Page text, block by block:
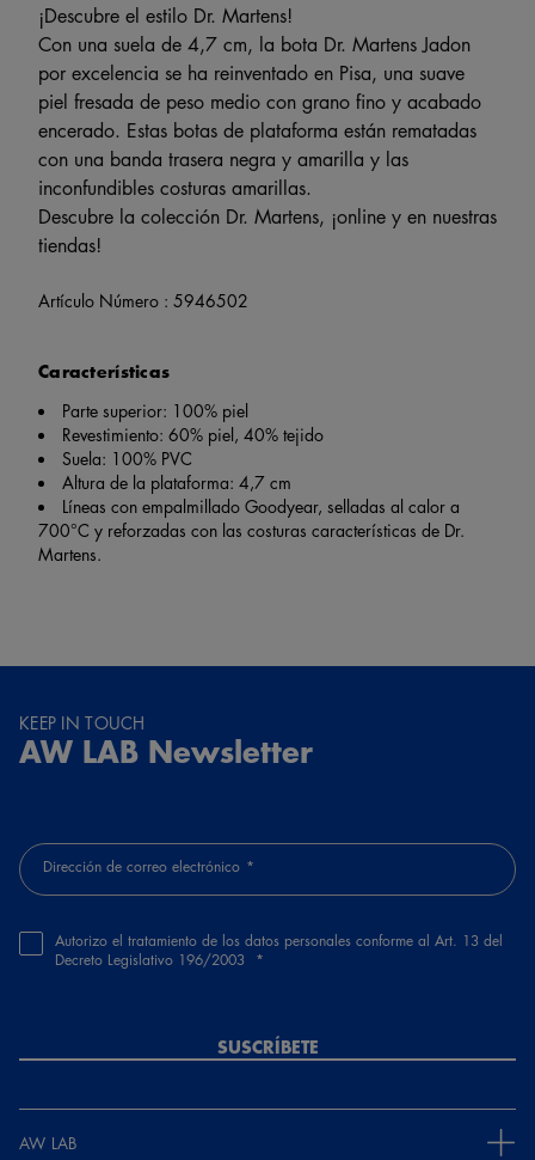
¡Descubre el estilo Dr. Martens!
Con una suela de 4,7 cm, la bota Dr. Martens Jadon
por excelencia se ha reinventado en Pisa, una suave
piel fresada de peso medio con grano fino y acabado
encerado. Estas botas de plataforma están rematadas
con una banda trasera negra y amarilla y las
inconfundibles costuras amarillas.
Descubre la colección Dr. Martens, ¡online y en nuestras
tiendas!
Artículo Número : 5946502
Características
Parte superior: 100% piel
Revestimiento: 60% piel, 40% tejido
Suela: 100% PVC
Altura de la plataforma: 4,7 cm
Líneas con empalmillado Goodyear, selladas al calor a
700°C y reforzadas con las costuras características de Dr.
Martens.
KEEP IN TOUCH
AW LAB Newsletter
Dirección de correo electrónico
Autorizo el tratamiento de los datos personales conforme al Art. 13 del
Decreto Legislativo 196/2003
SUSCRÍBETE
AW LAB